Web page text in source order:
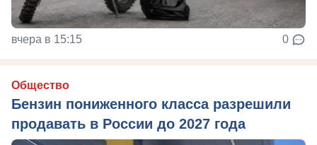
вчера в 15:15 0
Общество
Бензин пониженного класса разрешили
продавать в России до 2027 года